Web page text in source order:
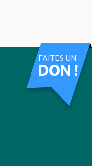
FAITES UN
DON !